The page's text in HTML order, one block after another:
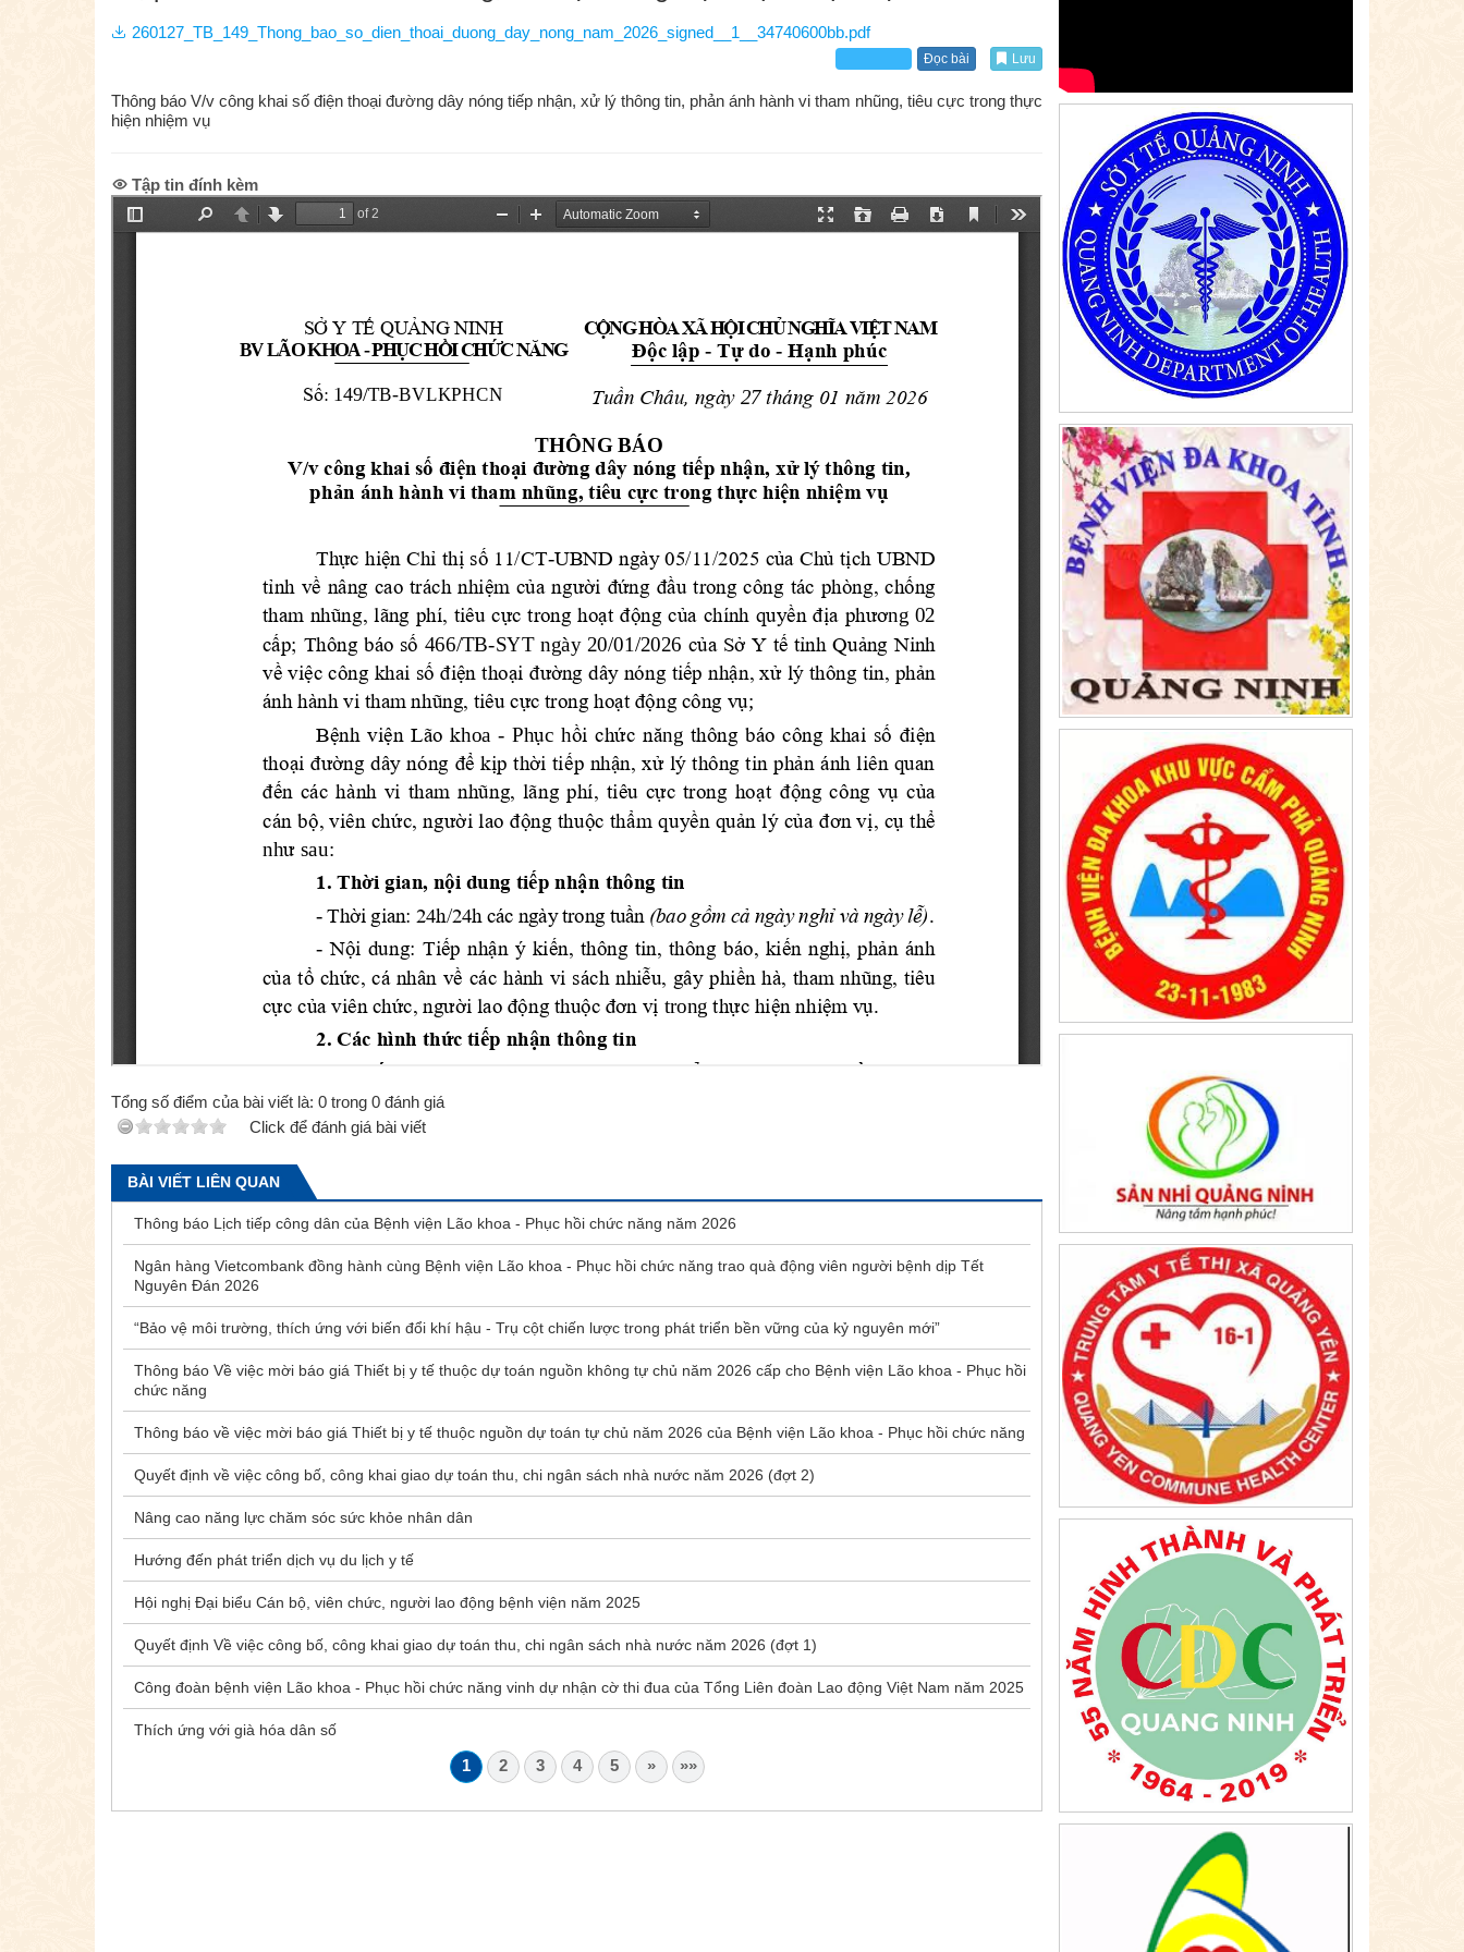
260127_TB_149_Thong_bao_so_dien_thoai_duong_day_nong_nam_2026_signed__1__34740600bb.pdf
Đọc bài Lưu
Thông báo V/v công khai số điện thoại đường dây nóng tiếp nhận, xử lý thông tin, phản ánh hành vi tham nhũng, tiêu cực trong thực
hiện nhiệm vụ
Tập tin đính kèm
Tổng số điểm của bài viết là: 0 trong 0 đánh giá
Click để đánh giá bài viết
BÀI VIẾT LIÊN QUAN
Thông báo Lịch tiếp công dân của Bệnh viện Lão khoa - Phục hồi chức năng năm 2026
Ngân hàng Vietcombank đồng hành cùng Bệnh viện Lão khoa - Phục hồi chức năng trao quà động viên người bệnh dịp Tết
Nguyên Đán 2026
“Bảo vệ môi trường, thích ứng với biến đổi khí hậu - Trụ cột chiến lược trong phát triển bền vững của kỷ nguyên mới”
Thông báo Về việc mời báo giá Thiết bị y tế thuộc dự toán nguồn không tự chủ năm 2026 cấp cho Bệnh viện Lão khoa - Phục hồi
chức năng
Thông báo về việc mời báo giá Thiết bị y tế thuộc nguồn dự toán tự chủ năm 2026 của Bệnh viện Lão khoa - Phục hồi chức năng
Quyết định về việc công bố, công khai giao dự toán thu, chi ngân sách nhà nước năm 2026 (đợt 2)
Nâng cao năng lực chăm sóc sức khỏe nhân dân
Hướng đến phát triển dịch vụ du lịch y tế
Hội nghị Đại biểu Cán bộ, viên chức, người lao động bệnh viện năm 2025
Quyết định Về việc công bố, công khai giao dự toán thu, chi ngân sách nhà nước năm 2026 (đợt 1)
Công đoàn bệnh viện Lão khoa - Phục hồi chức năng vinh dự nhận cờ thi đua của Tổng Liên đoàn Lao động Việt Nam năm 2025
Thích ứng với già hóa dân số
1 2 3 4 5 » »»